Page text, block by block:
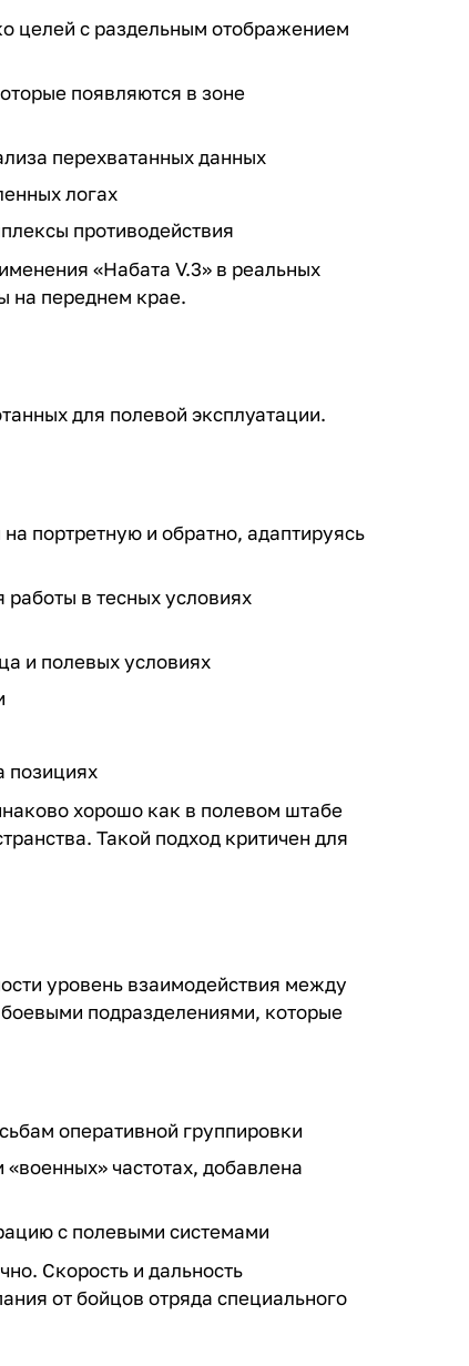
целей с раздельным отображением
появляются в зоне
перехватанных данных
логах
противодействия
«Набата V.3» в реальных
на переднем крае.
для полевой эксплуатации.
портретную и обратно, адаптируясь
в тесных условиях
и полевых условиях
позициях
хорошо как в полевом штабе
Такой подход критичен для
уровень взаимодействия между
подразделениями, которые
оперативной группировки
частотах, добавлена
с полевыми системами
Скорость и дальность
от бойцов отряда специального